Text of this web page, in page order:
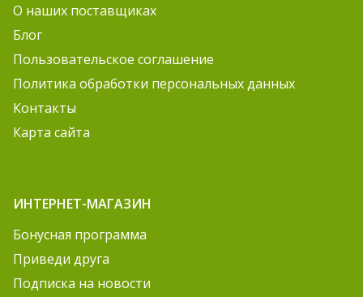
О наших поставщиках
Блог
Пользовательское соглашение
Политика обработки персональных данных
Контакты
Карта сайта
ИНТЕРНЕТ-МАГАЗИН
Бонусная программа
Приведи друга
Подписка на новости